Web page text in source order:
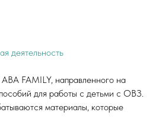
деятельность
FAMILY, направленного на
для работы с детьми с ОВЗ.
материалы, которые